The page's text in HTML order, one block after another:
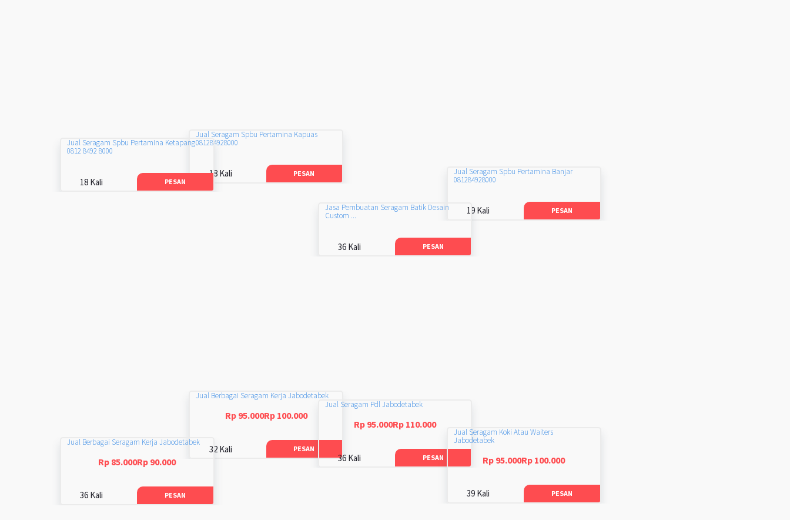
Jual Seragam Spbu Pertamina Kapuas
081284928000
18 Kali PESAN
Jual Seragam Spbu Pertamina Ketapang
0812 8492 8000
18 Kali PESAN
Jual Seragam Spbu Pertamina Banjar
081284928000
19 Kali PESAN
Jasa Pembuatan Seragam Batik Desain
Custom ...
36 Kali PESAN
Jual Berbagai Seragam Kerja Jabodetabek
Rp 95.000Rp 100.000
32 Kali PESAN
Jual Seragam Pdl Jabodetabek
Rp 95.000Rp 110.000
36 Kali PESAN
Jual Seragam Koki Atau Waiters
Jabodetabek
Rp 95.000Rp 100.000
39 Kali PESAN
Jual Berbagai Seragam Kerja Jabodetabek
Rp 85.000Rp 90.000
36 Kali PESAN